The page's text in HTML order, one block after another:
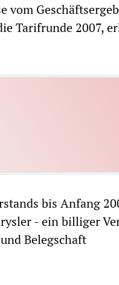
vom
Tarifrunde 2007,
bis Anfang
- ein billiger
Belegschaft